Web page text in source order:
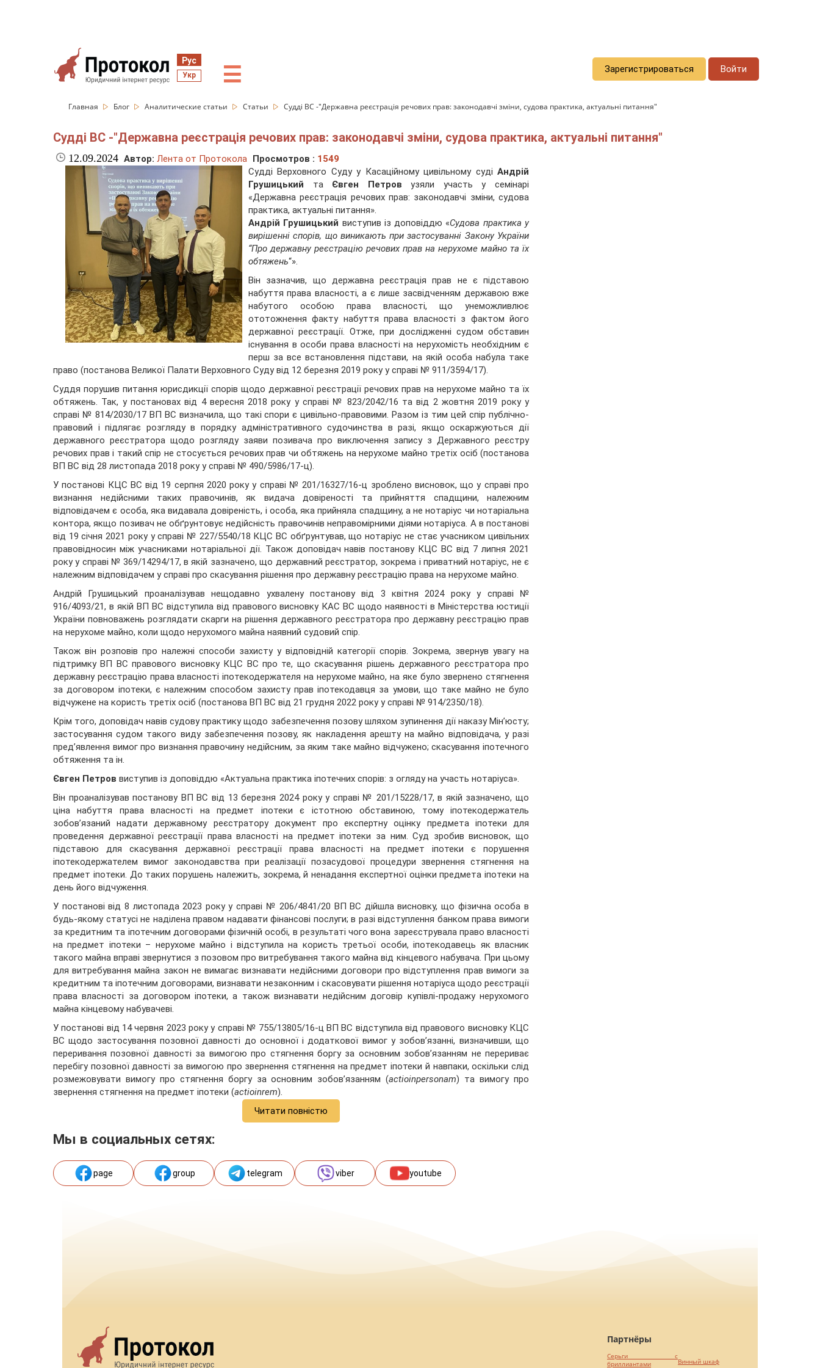
Рус
Укр ☰ Зарегистрироваться Войти
Главная Блог Аналитические статьи Статьи Судді ВС -"Державна реєстрація речових прав: законодавчі зміни, судова практика, актуальні питання"
Судді ВС -"Державна реєстрація речових прав: законодавчі зміни, судова практика, актуальні питання"
12.09.2024 Автор: Лента от Протокола Просмотров : 1549
Судді Верховного Суду у Касаційному цивільному суді Андрій
Грушицький та Євген Петров узяли участь у семінарі
«Державна реєстрація речових прав: законодавчі зміни, судова
практика, актуальні питання».
Андрій Грушицький виступив із доповіддю «Судова практика у
вирішенні спорів, що виникають при застосуванні Закону України
“Про державну реєстрацію речових прав на нерухоме майно та їх
обтяжень“».
Він зазначив, що державна реєстрація прав не є підставою
набуття права власності, а є лише засвідченням державою вже
набутого особою права власності, що унеможливлює
ототожнення факту набуття права власності з фактом його
державної реєстрації. Отже, при дослідженні судом обставин
існування в особи права власності на нерухомість необхідним є
перш за все встановлення підстави, на якій особа набула таке
право (постанова Великої Палати Верховного Суду від 12 березня 2019 року у справі № 911/3594/17).
Суддя порушив питання юрисдикції спорів щодо державної реєстрації речових прав на нерухоме майно та їх
обтяжень. Так, у постановах від 4 вересня 2018 року у справі № 823/2042/16 та від 2 жовтня 2019 року у
справі № 814/2030/17 ВП ВС визначила, що такі спори є цивільно-правовими. Разом із тим цей спір публічно-
правовий і підлягає розгляду в порядку адміністративного судочинства в разі, якщо оскаржуються дії
державного реєстратора щодо розгляду заяви позивача про виключення запису з Державного реєстру
речових прав і такий спір не стосується речових прав чи обтяжень на нерухоме майно третіх осіб (постанова
ВП ВС від 28 листопада 2018 року у справі № 490/5986/17-ц).
У постанові КЦС ВС від 19 серпня 2020 року у справі № 201/16327/16-ц зроблено висновок, що у справі про
визнання недійсними таких правочинів, як видача довіреності та прийняття спадщини, належним
відповідачем є особа, яка видавала довіреність, і особа, яка прийняла спадщину, а не нотаріус чи нотаріальна
контора, якщо позивач не обґрунтовує недійсність правочинів неправомірними діями нотаріуса. А в постанові
від 19 січня 2021 року у справі № 227/5540/18 КЦС ВС обґрунтував, що нотаріус не стає учасником цивільних
правовідносин між учасниками нотаріальної дії. Також доповідач навів постанову КЦС ВС від 7 липня 2021
року у справі № 369/14294/17, в якій зазначено, що державний реєстратор, зокрема і приватний нотаріус, не є
належним відповідачем у справі про скасування рішення про державну реєстрацію права на нерухоме майно.
Андрій Грушицький проаналізував нещодавно ухвалену постанову від 3 квітня 2024 року у справі №
916/4093/21, в якій ВП ВС відступила від правового висновку КАС ВС щодо наявності в Міністерства юстиції
України повноважень розглядати скарги на рішення державного реєстратора про державну реєстрацію прав
на нерухоме майно, коли щодо нерухомого майна наявний судовий спір.
Також він розповів про належні способи захисту у відповідній категорії спорів. Зокрема, звернув увагу на
підтримку ВП ВС правового висновку КЦС ВС про те, що скасування рішень державного реєстратора про
державну реєстрацію права власності іпотекодержателя на нерухоме майно, на яке було звернено стягнення
за договором іпотеки, є належним способом захисту прав іпотекодавця за умови, що таке майно не було
відчужене на користь третіх осіб (постанова ВП ВС від 21 грудня 2022 року у справі № 914/2350/18).
Крім того, доповідач навів судову практику щодо забезпечення позову шляхом зупинення дії наказу Мін’юсту;
застосування судом такого виду забезпечення позову, як накладення арешту на майно відповідача, у разі
пред’явлення вимог про визнання правочину недійсним, за яким таке майно відчужено; скасування іпотечного
обтяження та ін.
Євген Петров виступив із доповіддю «Актуальна практика іпотечних спорів: з огляду на участь нотаріуса».
Він проаналізував постанову ВП ВС від 13 березня 2024 року у справі № 201/15228/17, в якій зазначено, що
ціна набуття права власності на предмет іпотеки є істотною обставиною, тому іпотекодержатель
зобов’язаний надати державному реєстратору документ про експертну оцінку предмета іпотеки для
проведення державної реєстрації права власності на предмет іпотеки за ним. Суд зробив висновок, що
підставою для скасування державної реєстрації права власності на предмет іпотеки є порушення
іпотекодержателем вимог законодавства при реалізації позасудової процедури звернення стягнення на
предмет іпотеки. До таких порушень належить, зокрема, й ненадання експертної оцінки предмета іпотеки на
день його відчуження.
У постанові від 8 листопада 2023 року у справі № 206/4841/20 ВП ВС дійшла висновку, що фізична особа в
будь-якому статусі не наділена правом надавати фінансові послуги; в разі відступлення банком права вимоги
за кредитним та іпотечним договорами фізичній особі, в результаті чого вона зареєструвала право власності
на предмет іпотеки – нерухоме майно і відступила на користь третьої особи, іпотекодавець як власник
такого майна вправі звернутися з позовом про витребування такого майна від кінцевого набувача. При цьому
для витребування майна закон не вимагає визнавати недійсними договори про відступлення прав вимоги за
кредитним та іпотечним договорами, визнавати незаконним і скасовувати рішення нотаріуса щодо реєстрації
права власності за договором іпотеки, а також визнавати недійсним договір купівлі-продажу нерухомого
майна кінцевому набувачеві.
У постанові від 14 червня 2023 року у справі № 755/13805/16-ц ВП ВС відступила від правового висновку КЦС
ВС щодо застосування позовної давності до основної і додаткової вимог у зобов’язанні, визначивши, що
переривання позовної давності за вимогою про стягнення боргу за основним зобов’язанням не перериває
перебігу позовної давності за вимогою про звернення стягнення на предмет іпотеки й навпаки, оскільки слід
розмежовувати вимогу про стягнення боргу за основним зобов’язанням (actioinpersonam) та вимогу про
звернення стягнення на предмет іпотеки (actioinrem).
Читати повністю
Мы в социальных сетях:
page group telegram viber youtube
Партнёры
Серьги с
бриллиантами
Винный шкаф